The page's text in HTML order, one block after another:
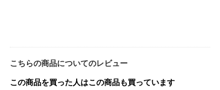
こちらの商品についてのレビュー
この商品を買った人はこの商品も買っています